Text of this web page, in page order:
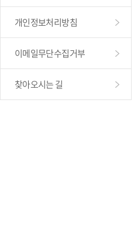
개인정보처리방침
이메일무단수집거부
찾아오시는 길